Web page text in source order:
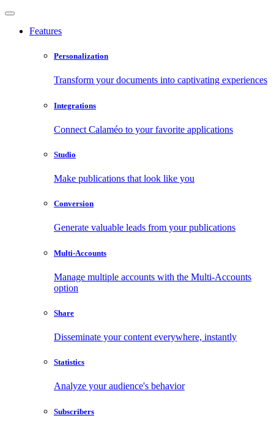
Features
Personalization
Transform your documents into captivating experiences
Integrations
Connect Calaméo to your favorite applications
Studio
Make publications that look like you
Conversion
Generate valuable leads from your publications
Multi-Accounts
Manage multiple accounts with the Multi-Accounts
option
Share
Disseminate your content everywhere, instantly
Statistics
Analyze your audience's behavior
Subscribers